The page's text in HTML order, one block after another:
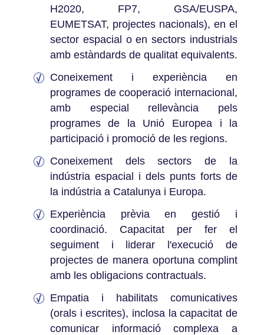
H2020, FP7, GSA/EUSPA,
EUMETSAT, projectes nacionals), en el
sector espacial o en sectors industrials
amb estàndards de qualitat equivalents.
Coneixement i experiència en
programes de cooperació internacional,
amb especial rellevància pels
programes de la Unió Europea i la
participació i promoció de les regions.
Coneixement dels sectors de la
indústria espacial i dels punts forts de
la indústria a Catalunya i Europa.
Experiència prèvia en gestió i
coordinació. Capacitat per fer el
seguiment i liderar l'execució de
projectes de manera oportuna complint
amb les obligacions contractuals.
Empatia i habilitats comunicatives
(orals i escrites), inclosa la capacitat de
comunicar informació complexa a